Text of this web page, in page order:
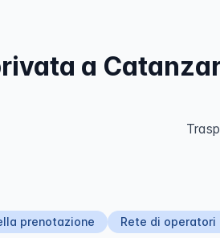
a
prenotazione Rete di